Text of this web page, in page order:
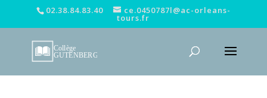
02.38.84.83.40 ce.0450787l@ac-orleans-
tours.fr